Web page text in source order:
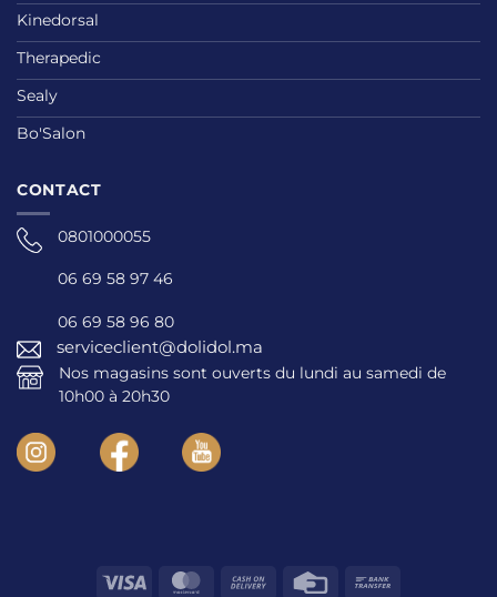
Kinedorsal
Therapedic
Sealy
Bo'Salon
CONTACT
0801000055
06 69 58 97 46
06 69 58 96 80
serviceclient@dolidol.ma
Nos magasins sont ouverts du lundi au samedi de
10h00 à 20h30
Visa MasterCard
Cash
Credit